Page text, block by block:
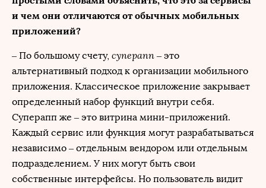
и чем они отличаются от обычных мобильных
приложений?
– По большому счету, суперапп – это
альтернативный подход к организации мобильного
приложения. Классическое приложение закрывает
определенный набор функций внутри себя.
Суперапп же – это витрина мини-приложений.
Каждый сервис или функция могут разрабатываться
независимо – отдельным вендором или отдельным
подразделением. У них могут быть свои
собственные интерфейсы. Но пользователь видит